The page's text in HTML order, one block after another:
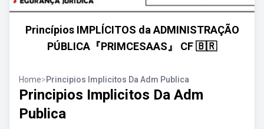
Princípios IMPLÍCITOS da ADMINISTRAÇÃO
PÚBLICA『PRIMCESAAS』 CF 🇧🇷
Home>Principios Implicitos Da Adm Publica
Principios Implicitos Da Adm
Publica